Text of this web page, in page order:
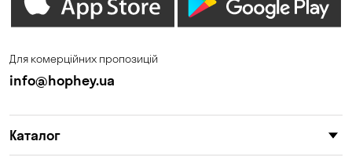
Дніпро Зазим’є
Кам'янське
Для комерційних пропозицій
info@hophey.ua
Каталог